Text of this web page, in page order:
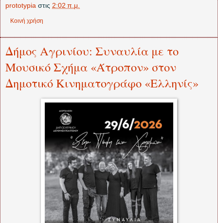
prototypia στις 2:02 π.μ.
Κοινή χρήση
Δήμος Αγρινίου: Συναυλία με το
Μουσικό Σχήμα «Άτροπον» στον
Δημοτικό Κινηματογράφο «Ελληνίς»